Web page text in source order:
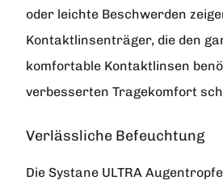
oder leichte Beschwerden
Kontaktlinsenträger, die den
komfortable Kontaktlinsen
verbesserten Tragekomfort
Verlässliche Befeuchtung
Die Systane ULTRA